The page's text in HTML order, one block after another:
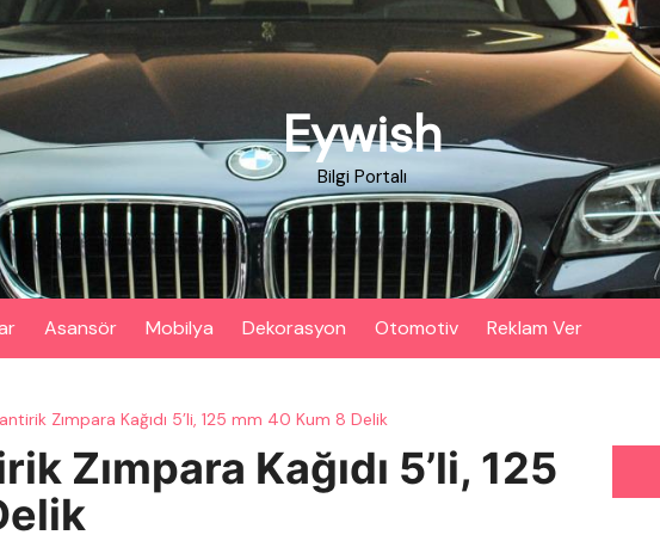
Eywish
Bilgi Portalı
Asansör Mobilya Dekorasyon Otomotiv Reklam Ver
Zımpara Kağıdı 5’li, 125 mm 40 Kum 8 Delik
Zımpara Kağıdı 5’li, 125